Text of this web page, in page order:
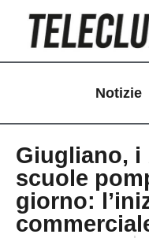
contenuto
Notizie
Giugliano, i
scuole
giorno: